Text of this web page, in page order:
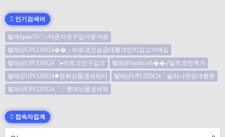
인기검색어
텔레bpmc55◇±마운자로구입마운자로
텔레@UPCOIN24��」비트코인송금대행개인지갑고가매입
텔레@UPCOIN24「▸비트코인구입오
텔레@fundwash��✓알트코인퀵거
텔레@UPCOIN24✺문화상품권세탁카
텔레@UPCOIN24「솔라나전송대행문
텔레@UPCOIN24「♢롯데상품권세탁
접속자집계